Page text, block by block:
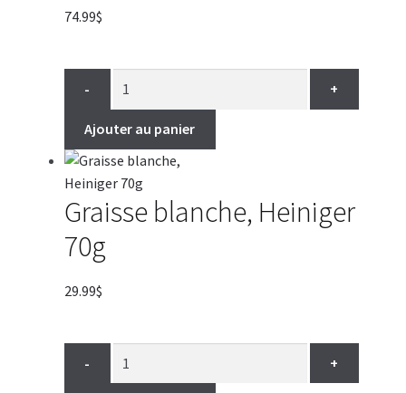
74.99$
- +
Ajouter au panier
Graisse blanche, Heiniger
70g
29.99$
- +